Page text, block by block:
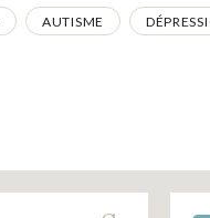
AUTISME